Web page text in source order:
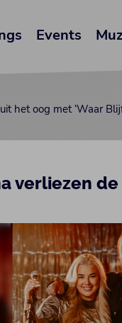
Events
het oog met ‘Waar Blijf
verliezen